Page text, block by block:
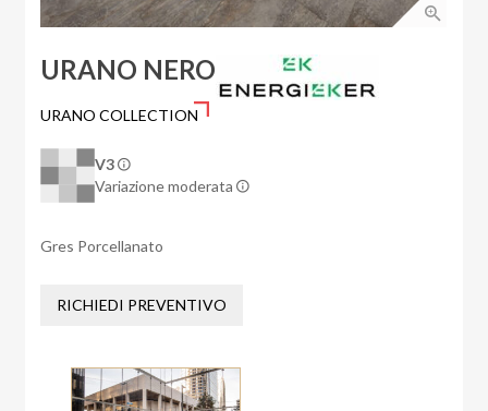
URANO NERO
URANO COLLECTION
V3
Variazione moderata
Gres Porcellanato
RICHIEDI PREVENTIVO